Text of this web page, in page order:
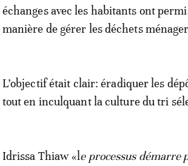
échanges avec les habitants ont
manière de gérer les déchets
L’objectif était clair: éradiquer les
tout en inculquant la culture du tri
Idrissa Thiaw «le processus démarre